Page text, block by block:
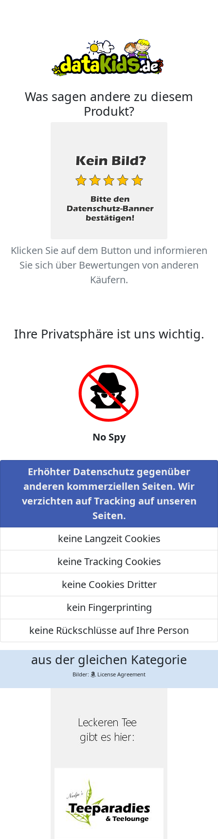
Was sagen andere zu diesem
Produkt?
Klicken Sie auf dem Button und informieren
Sie sich über Bewertungen von anderen
Käufern.
Ihre Privatsphäre ist uns wichtig.
No Spy
Erhöhter Datenschutz gegenüber
anderen kommerziellen Seiten. Wir
verzichten auf Tracking auf unseren
Seiten.
keine Langzeit Cookies
keine Tracking Cookies
keine Cookies Dritter
kein Fingerprinting
keine Rückschlüsse auf Ihre Person
aus der gleichen Kategorie
Bilder: License Agreement